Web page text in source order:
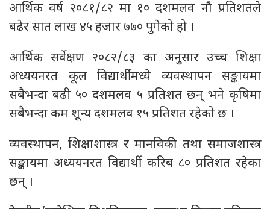
आर्थिक वर्ष २०८१/८२ मा १० दशमलव नौ प्रतिशतले
बढेर सात लाख ४५ हजार ७७० पुगेको हो ।
आर्थिक सर्वेक्षण २०८२/८३ का अनुसार उच्च शिक्षा
अध्ययनरत कूल विद्यार्थीमध्ये व्यवस्थापन सङ्कायमा
सबैभन्दा बढी ५० दशमलव ५ प्रतिशत छन् भने कृषिमा
सबैभन्दा कम शून्य दशमलव १५ प्रतिशत रहेको छ ।
व्यवस्थापन, शिक्षाशास्त्र र मानविकी तथा समाजशास्त्र
सङ्कायमा अध्ययनरत विद्यार्थी करिब ८० प्रतिशत रहेका
छन् ।